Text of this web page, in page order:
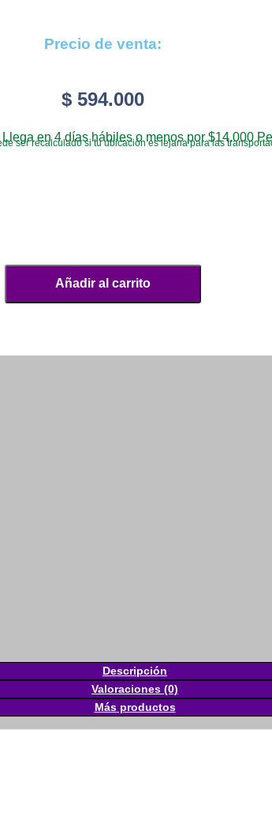
Precio de venta:
$594.000
Llega en 4 días hábiles o menos por $14.000
ser recalculado si tu ubicación es lejana para las
Añadir al carrito
Descripción
Valoraciones (0)
Más productos